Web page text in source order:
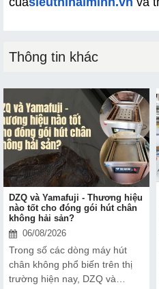
Thông tin khác
DZQ và Yamafuji - Thương hiệu
nào tốt cho đóng gói hút chân
không hải sản?
06/08/2026
Trong số các dòng máy hút
chân không phổ biến trên thị
trường hiện nay, DZQ và